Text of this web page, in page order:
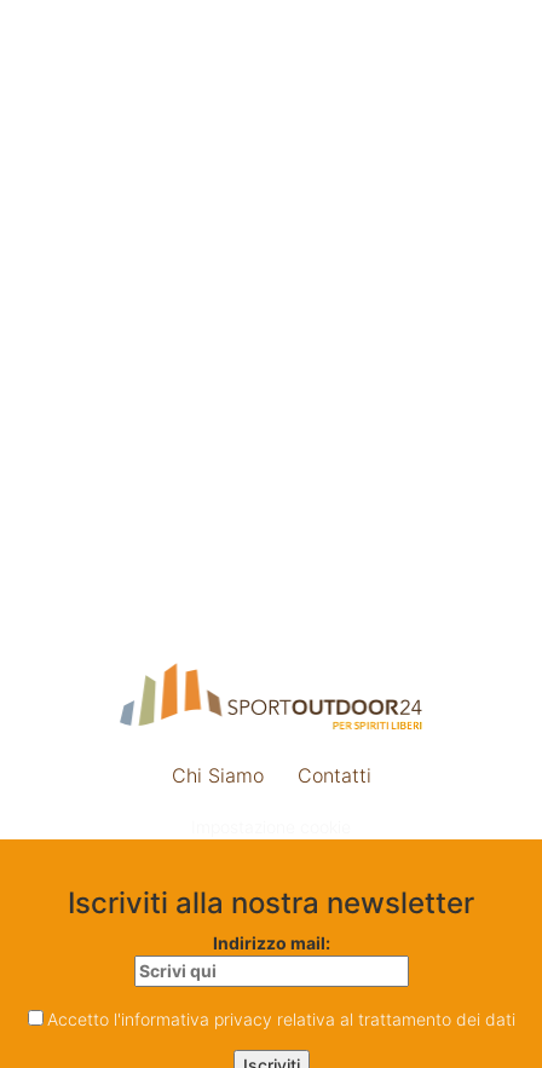
Chi Siamo Contatti
Iscriviti alla nostra newsletter
Indirizzo mail:
Accetto l'informativa privacy relativa al trattamento dei dati